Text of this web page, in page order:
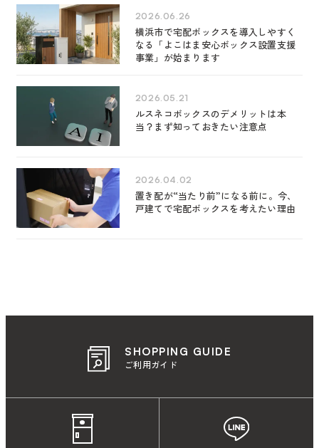
2026.06.26
横浜市で宅配ボックスを導入しやすく
なる「よこはま安心ボックス設置支援
事業」が始まります
2026.05.21
ルスネコボックスのデメリットは本
当？まず知っておきたい注意点
2026.04.02
置き配が“当たり前”になる前に。今、
戸建てで宅配ボックスを考えたい理由
SHOPPING GUIDE
ご利用ガイド